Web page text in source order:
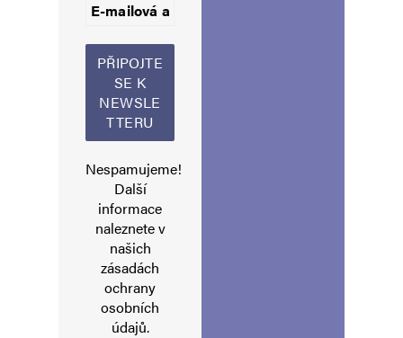
Alternative:
Nespamujeme!
Další
informace
naleznete v
našich
zásadách
ochrany
osobních
údajů.